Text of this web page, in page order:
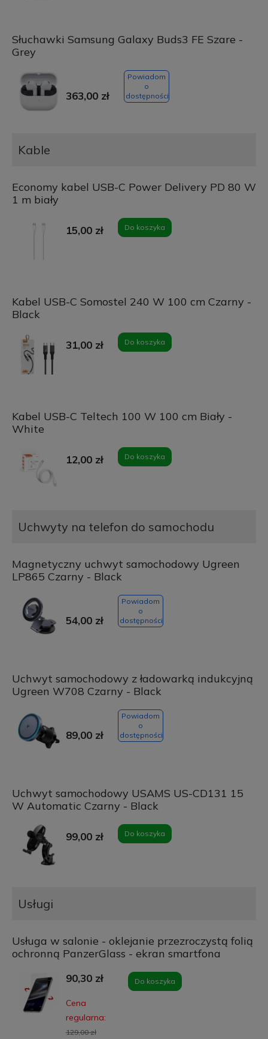
Słuchawki Samsung Galaxy Buds3 FE Szare -
Grey
363,00 zł
Powiadom
o
dostępności
Kable
Economy kabel USB-C Power Delivery PD 80 W
1 m biały
15,00 zł Do koszyka
Kabel USB-C Somostel 240 W 100 cm Czarny -
Black
31,00 zł Do koszyka
Kabel USB-C Teltech 100 W 100 cm Biały -
White
12,00 zł Do koszyka
Uchwyty na telefon do samochodu
Magnetyczny uchwyt samochodowy Ugreen
LP865 Czarny - Black
54,00 zł
Powiadom
o
dostępności
Uchwyt samochodowy z ładowarką indukcyjną
Ugreen W708 Czarny - Black
89,00 zł
Powiadom
o
dostępności
Uchwyt samochodowy USAMS US-CD131 15
W Automatic Czarny - Black
99,00 zł Do koszyka
Usługi
Usługa w salonie - oklejanie przezroczystą folią
ochronną PanzerGlass - ekran smartfona
90,30 zł
Cena
regularna:
129,00 zł
Do koszyka